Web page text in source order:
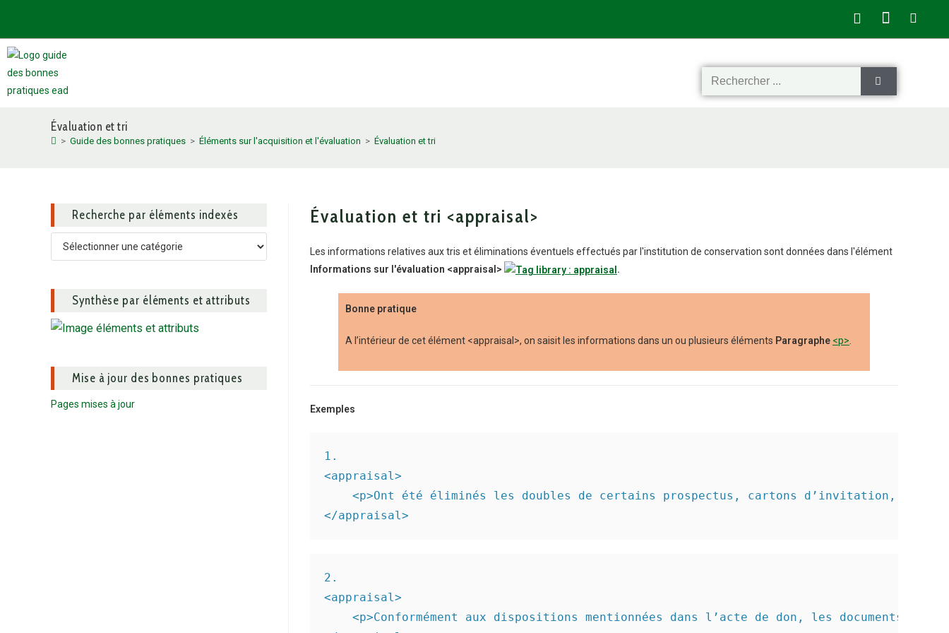
Évaluation et tri
> Guide des bonnes pratiques > Éléments sur l'acquisition et l'évaluation > Évaluation et tri
Évaluation et tri <appraisal>
Les informations relatives aux tris et éliminations éventuels effectués par l'institution de conservation sont données dans l'élément
Informations sur l'évaluation <appraisal> .
Bonne pratique
A l’intérieur de cet élément <appraisal>, on saisit les informations dans un ou plusieurs éléments Paragraphe <p>
Exemples
1.
<appraisal>
<p>Ont été éliminés les doubles de certains prospectus, cartons d’invitation,
2.
<appraisal>
<p>Conformément aux dispositions mentionnées dans l’acte de don, les documents
Recherche par éléments indexés
Synthèse par éléments et attributs
Mise à jour des bonnes pratiques
Pages mises à jour